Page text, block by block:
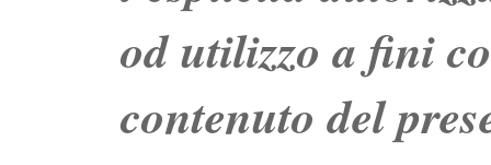
od utilizzo a fini
contenuto del